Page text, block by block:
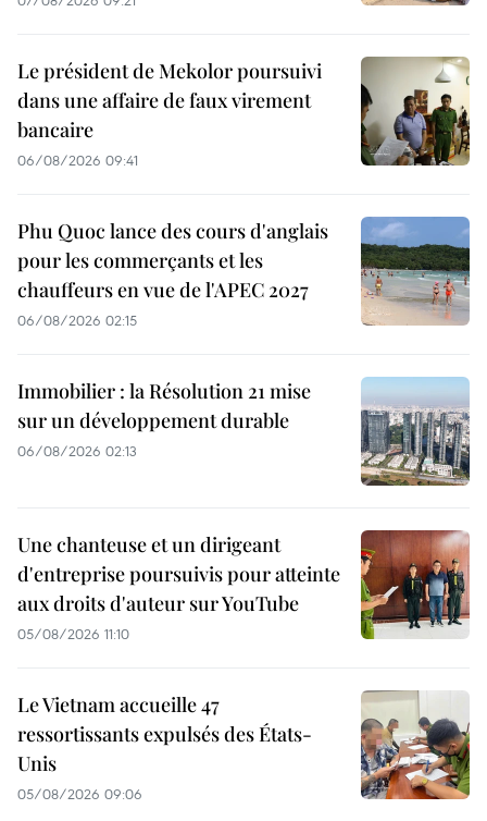
Le président de Mekolor poursuivi
dans une affaire de faux virement
bancaire
06/08/2026 09:41
Phu Quoc lance des cours d'anglais
pour les commerçants et les
chauffeurs en vue de l'APEC 2027
06/08/2026 02:15
Immobilier : la Résolution 21 mise
sur un développement durable
06/08/2026 02:13
Une chanteuse et un dirigeant
d'entreprise poursuivis pour atteinte
aux droits d'auteur sur YouTube
05/08/2026 11:10
Le Vietnam accueille 47
ressortissants expulsés des États-
Unis
05/08/2026 09:06